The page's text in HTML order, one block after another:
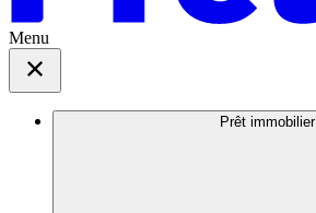
Menu
Prêt immobilier